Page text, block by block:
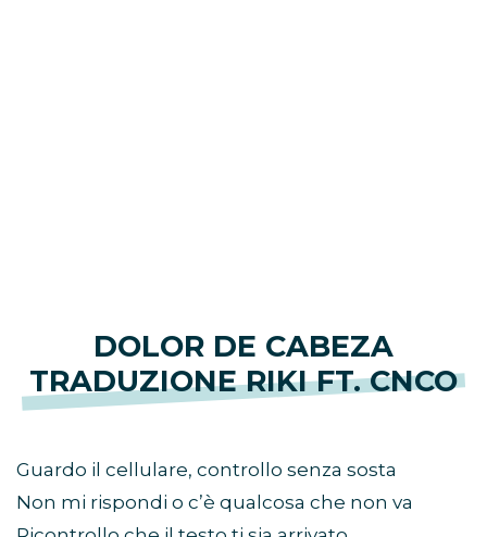
DOLOR DE CABEZA
TRADUZIONE RIKI FT. CNCO
Guardo il cellulare, controllo senza sosta
Non mi rispondi o c’è qualcosa che non va